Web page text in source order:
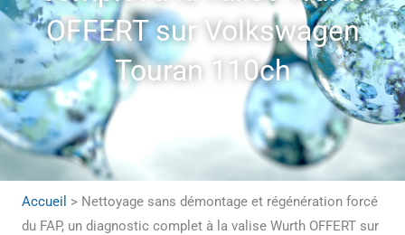
OFFERT sur Volkswagen
Touran 110ch
Accueil > Nettoyage sans démontage et régénération forcé
du FAP, un diagnostic complet à la valise Wurth OFFERT sur